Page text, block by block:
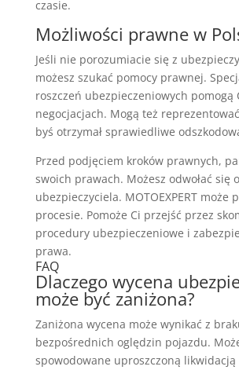
czasie.
Możliwości prawne w
Jeśli nie porozumiacie się z
możesz szukać pomocy prawnej.
roszczeń ubezpieczeniowych pomogą
negocjacjach. Mogą też
byś otrzymał sprawiedliwe
Przed podjęciem kroków prawnych,
swoich prawach. Możesz odwołać się
ubezpieczyciela. MOTOEXPERT może
procesie. Pomoże Ci przejść przez
procedury ubezpieczeniowe i
prawa.
FAQ
Dlaczego wycena
może być zaniżona?
Zaniżona wycena może wynikać z
bezpośrednich oględzin pojazdu.
spowodowane uproszczoną likwidacją